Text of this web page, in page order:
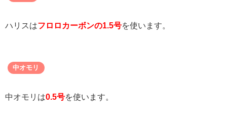
ハリスはフロロカーボンの1.5号を使います。
中オモリ
中オモリは0.5号を使います。